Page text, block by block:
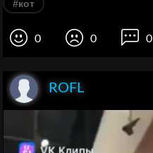
#кот
0 0 0
ROFL